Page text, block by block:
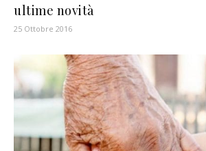
ultime novità
25 Ottobre 2016